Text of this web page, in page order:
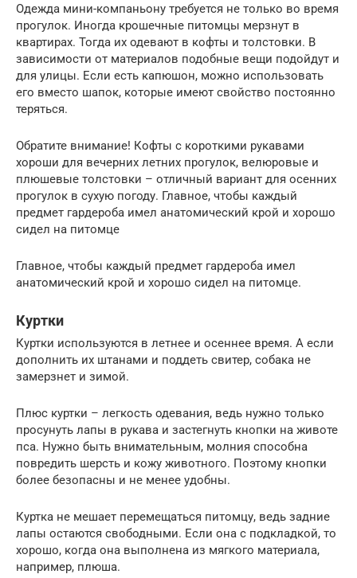
Одежда мини-компаньону требуется не только во время
прогулок. Иногда крошечные питомцы мерзнут в
квартирах. Тогда их одевают в кофты и толстовки. В
зависимости от материалов подобные вещи подойдут и
для улицы. Если есть капюшон, можно использовать
его вместо шапок, которые имеют свойство постоянно
теряться.
Обратите внимание! Кофты с короткими рукавами
хороши для вечерних летних прогулок, велюровые и
плюшевые толстовки – отличный вариант для осенних
прогулок в сухую погоду. Главное, чтобы каждый
предмет гардероба имел анатомический крой и хорошо
сидел на питомце
Главное, чтобы каждый предмет гардероба имел
анатомический крой и хорошо сидел на питомце.
Куртки
Куртки используются в летнее и осеннее время. А если
дополнить их штанами и поддеть свитер, собака не
замерзнет и зимой.
Плюс куртки – легкость одевания, ведь нужно только
просунуть лапы в рукава и застегнуть кнопки на животе
пса. Нужно быть внимательным, молния способна
повредить шерсть и кожу животного. Поэтому кнопки
более безопасны и не менее удобны.
Куртка не мешает перемещаться питомцу, ведь задние
лапы остаются свободными. Если она с подкладкой, то
хорошо, когда она выполнена из мягкого материала,
например, плюша.